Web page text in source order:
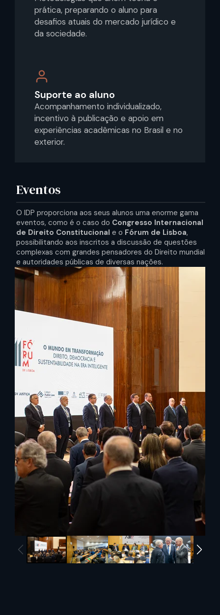
prática, preparando o aluno para
desafios atuais do mercado jurídico e
da sociedade.
Suporte ao aluno
Acompanhamento individualizado,
incentivo à publicação e apoio em
experiências acadêmicas no Brasil e no
exterior.
Eventos
O IDP proporciona aos seus alunos uma enorme gama
eventos, como é o caso do Congresso Internacional
de Direito Constitucional e o Fórum de Lisboa,
possibilitando aos inscritos a discussão de questões
complexas com grandes pensadores do Direito mundial
e autoridades públicas de diversas nações.
Slide1 of7